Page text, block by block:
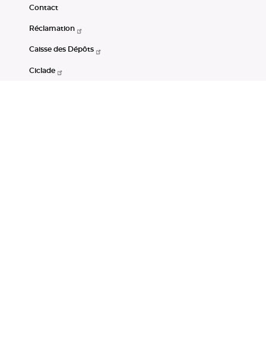
Contact
Réclamation
Caisse des Dépôts
Ciclade